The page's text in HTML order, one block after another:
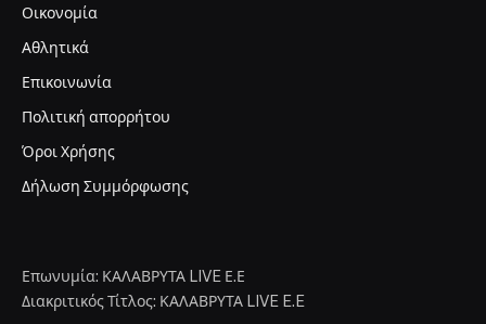
Οικονομία
Αθλητικά
Επικοινωνία
Πολιτική απορρήτου
Όροι Χρήσης
Δήλωση Συμμόρφωσης
Επωνυμία: ΚΑΛΑΒΡΥΤΑ LIVE Ε.Ε
Διακριτικός Τίτλος: ΚΑΛΑΒΡΥΤΑ LIVE E.E